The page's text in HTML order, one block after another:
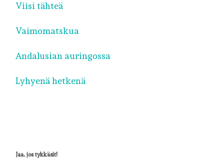
Viisi tähteä
Vaimomatskua
Andalusian auringossa
Lyhyenä hetkenä
Jaa, jos tykkäsit!